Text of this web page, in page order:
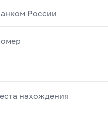
России
нахождения